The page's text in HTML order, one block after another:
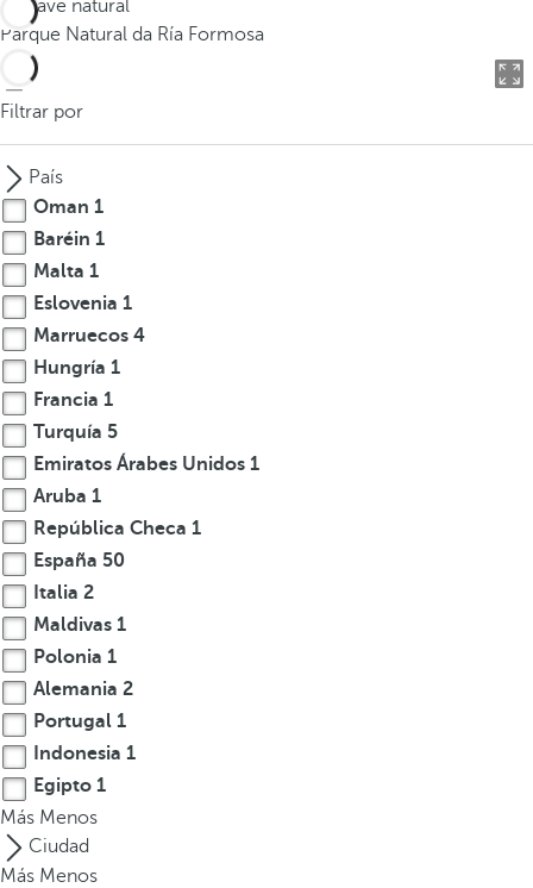
d
c
r
t
r
s
o
m
á
s
c
a
r
c
t
e
r
e
s
,
p
e
d
e
s
Enclave natural
Parque Natural da Ría Formosa
Filtrar por
País
Oman 1
Baréin 1
Malta 1
Eslovenia 1
Marruecos 4
Hungría 1
Francia 1
Turquía 5
Emiratos Árabes Unidos 1
Aruba 1
República Checa 1
España 50
Italia 2
Maldivas 1
Polonia 1
Alemania 2
Portugal 1
Indonesia 1
Egipto 1
Más Menos
Ciudad
Más Menos